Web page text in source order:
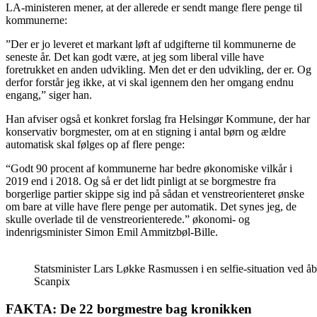
LA-ministeren mener, at der allerede er sendt mange flere penge til
kommunerne:
”Der er jo leveret et markant løft af udgifterne til kommunerne de
seneste år. Det kan godt være, at jeg som liberal ville have
foretrukket en anden udvikling. Men det er den udvikling, der er. Og
derfor forstår jeg ikke, at vi skal igennem den her omgang endnu
engang,” siger han.
Han afviser også et konkret forslag fra Helsingør Kommune, der har
konservativ borgmester, om at en stigning i antal børn og ældre
automatisk skal følges op af flere penge:
“Godt 90 procent af kommunerne har bedre økonomiske vilkår i
2019 end i 2018. Og så er det lidt pinligt at se borgmestre fra
borgerlige partier skippe sig ind på sådan et venstreorienteret ønske
om bare at ville have flere penge per automatik. Det synes jeg, de
skulle overlade til de venstreorienterede.” økonomi- og
indenrigsminister Simon Emil Ammitzbøl-Bille.
Statsminister Lars Løkke Rasmussen i en selfie-situation
Scanpix
FAKTA: De 22 borgmestre bag kronikken